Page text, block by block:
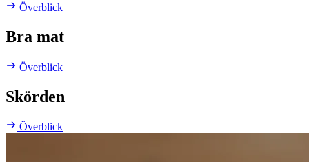
Överblick
Bra mat
Överblick
Skörden
Överblick